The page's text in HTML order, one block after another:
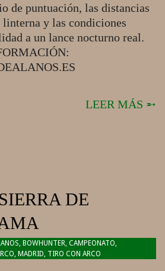
de puntuación, las distancias
y las condiciones
a un lance nocturno real.
LEER MÁS ➵
DE
, BOWHUNTER, CAMPEONATO,
, MADRID, TIRO CON ARCO